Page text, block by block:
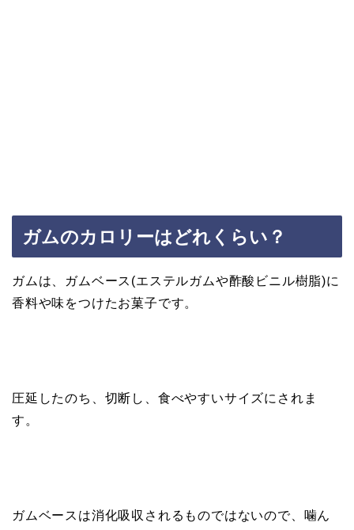
ガムのカロリーはどれくらい？
ガムは、ガムベース(エステルガムや酢酸ビニル樹脂)に
香料や味をつけたお菓子です。
圧延したのち、切断し、食べやすいサイズにされま
す。
ガムベースは消化吸収されるものではないので、噛ん